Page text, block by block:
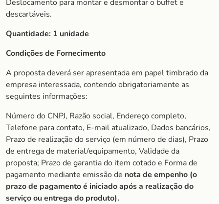
Deslocamento para montar e desmontar o buffet e
descartáveis.
Quantidade: 1 unidade
Condições de Fornecimento
A proposta deverá ser apresentada em papel timbrado da
empresa interessada, contendo obrigatoriamente as
seguintes informações:
Número do CNPJ, Razão social, Endereço completo,
Telefone para contato, E-mail atualizado, Dados bancários,
Prazo de realização do serviço (em número de dias), Prazo
de entrega de material/equipamento, Validade da
proposta; Prazo de garantia do item cotado e Forma de
pagamento mediante emissão de nota de empenho (o
prazo de pagamento é iniciado após a realização do
serviço ou entrega do produto).